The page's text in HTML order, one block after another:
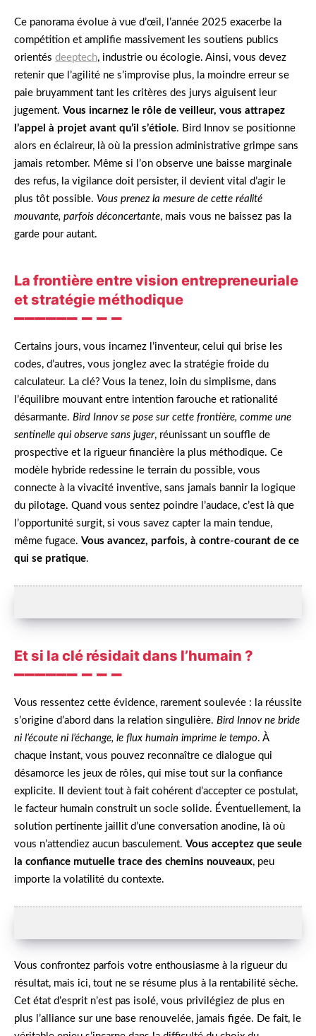
Ce panorama évolue à vue d’œil, l’année 2025 exacerbe la
compétition et amplifie massivement les soutiens publics
orientés deeptech, industrie ou écologie. Ainsi, vous devez
retenir que l’agilité ne s’improvise plus, la moindre erreur se
paie bruyamment tant les critères des jurys aiguisent leur
jugement. Vous incarnez le rôle de veilleur, vous attrapez
l’appel à projet avant qu’il s’étiole. Bird Innov se positionne
alors en éclaireur, là où la pression administrative grimpe sans
jamais retomber. Même si l’on observe une baisse marginale
des refus, la vigilance doit persister, il devient vital d’agir le
plus tôt possible. Vous prenez la mesure de cette réalité
mouvante, parfois déconcertante, mais vous ne baissez pas la
garde pour autant.
La frontière entre vision entrepreneuriale
et stratégie méthodique
Certains jours, vous incarnez l’inventeur, celui qui brise les
codes, d’autres, vous jonglez avec la stratégie froide du
calculateur. La clé? Vous la tenez, loin du simplisme, dans
l’équilibre mouvant entre intention farouche et rationalité
désarmante. Bird Innov se pose sur cette frontière, comme une
sentinelle qui observe sans juger, réunissant un souffle de
prospective et la rigueur financière la plus méthodique. Ce
modèle hybride redessine le terrain du possible, vous
connecte à la vivacité inventive, sans jamais bannir la logique
du pilotage. Quand vous sentez poindre l’audace, c’est là que
l’opportunité surgit, si vous savez capter la main tendue,
même fugace. Vous avancez, parfois, à contre-courant de ce
qui se pratique.
Et si la clé résidait dans l’humain ?
Vous ressentez cette évidence, rarement soulevée : la réussite
s’origine d’abord dans la relation singulière. Bird Innov ne bride
ni l’écoute ni l’échange, le flux humain imprime le tempo. À
chaque instant, vous pouvez reconnaître ce dialogue qui
désamorce les jeux de rôles, qui mise tout sur la confiance
explicite. Il devient tout à fait cohérent d’accepter ce postulat,
le facteur humain construit un socle solide. Éventuellement, la
solution pertinente jaillit d’une conversation anodine, là où
vous n’attendiez aucun basculement. Vous acceptez que seule
la confiance mutuelle trace des chemins nouveaux, peu
importe la volatilité du contexte.
Vous confrontez parfois votre enthousiasme à la rigueur du
résultat, mais ici, tout ne se résume plus à la rentabilité sèche.
Cet état d’esprit n’est pas isolé, vous privilégiez de plus en
plus l’alliance sur une base renouvelée, jamais figée. De fait, le